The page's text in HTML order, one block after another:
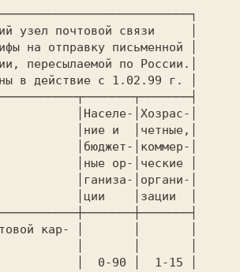
узел почтовой связи     │
на отправку письменной │
пересылаемой по России.│
в действие с 1.02.99 г. │
│Населе-│Хозрас-│
│ние и  │четные,│
│бюджет-│коммер-│
│ные ор-│ческие │
│ганиза-│органи-│
│ции    │зации  │
кар- │       │       │
│       │       │
│ 0-90 1-15